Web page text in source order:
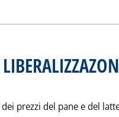
prezzi del pane e del